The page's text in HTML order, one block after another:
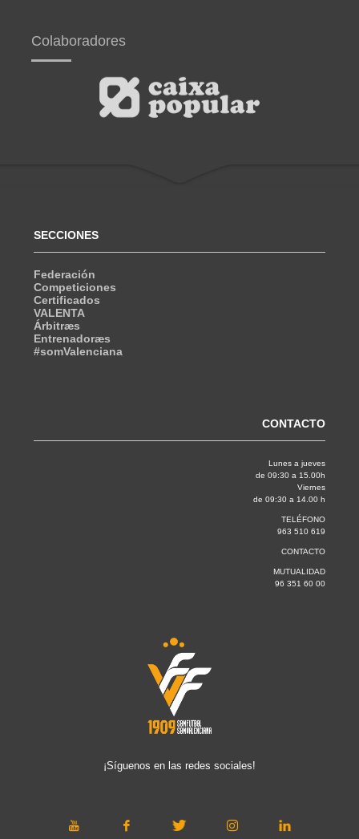
Colaboradores
SECCIONES
Federación
Competiciones
Certificados
VALENTA
Árbitræs
Entrenadoræs
#somValenciana
CONTACTO
Lunes a jueves
de 09:30 a 15.00h
Viernes
de 09:30 a 14.00 h
TELÉFONO
963 510 619
CONTACTO
MUTUALIDAD
96 351 60 00
¡Síguenos en las redes sociales!